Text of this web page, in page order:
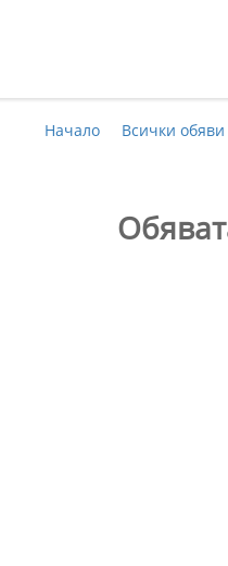
Начало Всички обяви